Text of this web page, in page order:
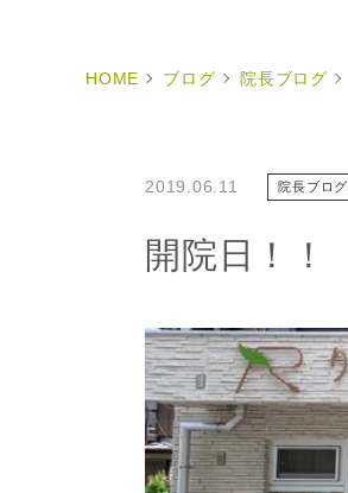
HOME ブログ 院長ブログ
2019.06.11 院長ブログ
開院日！！